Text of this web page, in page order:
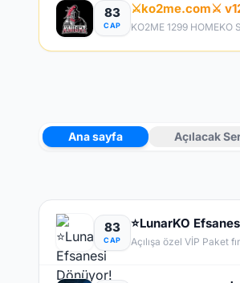
83
CAP
⚔️ko2me.com⚔️
KO2ME 1299 HOMEKO
Ana sayfa Açılacak
83
CAP
Açılışa özel VİP Paket